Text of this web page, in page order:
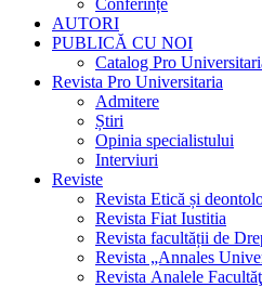
Conferințe
AUTORI
PUBLICĂ CU NOI
Catalog Pro
Revista Pro Universitaria
Admitere
Știri
Opinia specialistului
Interviuri
Reviste
Revista Etică și
Revista Fiat Iustitia
Revista facultății de
Revista „Annales
Revista Analele